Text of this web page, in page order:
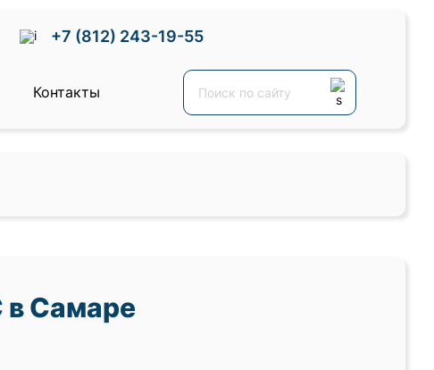
+7 (812) 243-19-55
Контакты
в Самаре